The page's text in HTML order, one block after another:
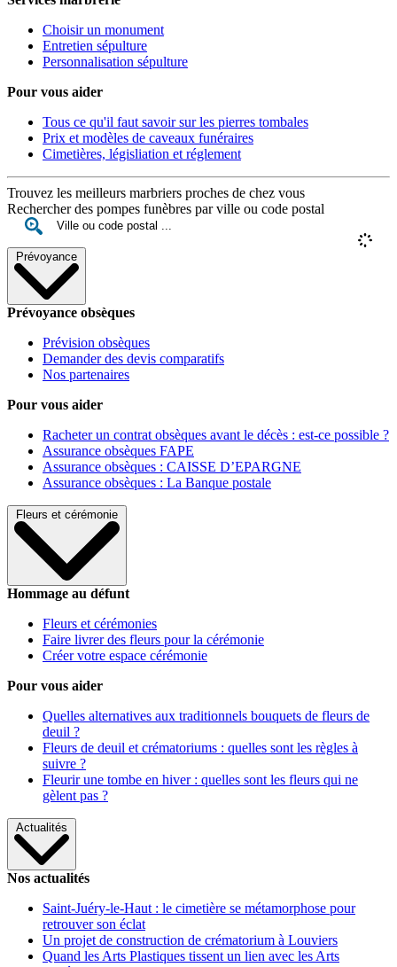
Choisir un monument
Entretien sépulture
Personnalisation sépulture
Pour vous aider
Tous ce qu'il faut savoir sur les pierres tombales
Prix et modèles de caveaux funéraires
Cimetières, législiation et réglement
Trouvez les meilleurs marbriers proches de chez vous
Rechercher des pompes funèbres par ville ou code postal
Prévoyance
Prévoyance obsèques
Prévision obsèques
Demander des devis comparatifs
Nos partenaires
Pour vous aider
Racheter un contrat obsèques avant le décès : est-ce possible ?
Assurance obsèques FAPE
Assurance obsèques : CAISSE D’EPARGNE
Assurance obsèques : La Banque postale
Fleurs et cérémonie
Hommage au défunt
Fleurs et cérémonies
Faire livrer des fleurs pour la cérémonie
Créer votre espace cérémonie
Pour vous aider
Quelles alternatives aux traditionnels bouquets de fleurs de
deuil ?
Fleurs de deuil et crématoriums : quelles sont les règles à
suivre ?
Fleurir une tombe en hiver : quelles sont les fleurs qui ne
gèlent pas ?
Actualités
Nos actualités
Saint-Juéry-le-Haut : le cimetière se métamorphose pour
retrouver son éclat
Un projet de construction de crématorium à Louviers
Quand les Arts Plastiques tissent un lien avec les Arts